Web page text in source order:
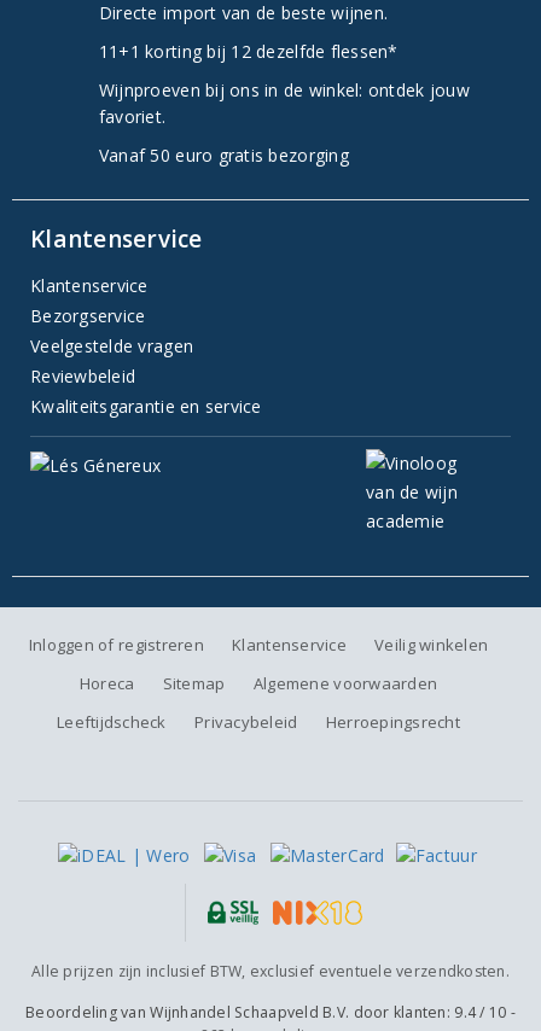
Directe import van de beste wijnen.
11+1 korting bij 12 dezelfde flessen*
Wijnproeven bij ons in de winkel: ontdek jouw
favoriet.
Vanaf 50 euro gratis bezorging
Klantenservice
Klantenservice
Bezorgservice
Veelgestelde vragen
Reviewbeleid
Kwaliteitsgarantie en service
Inloggen of registreren Klantenservice
Veilig winkelen
Horeca
Sitemap
Algemene voorwaarden
Leeftijdscheck
Privacybeleid Herroepingsrecht
Alle prijzen zijn inclusief BTW, exclusief eventuele verzendkosten.
Beoordeling vanWijnhandel Schaapveld B.V. door klanten: 9.4/ 10 -